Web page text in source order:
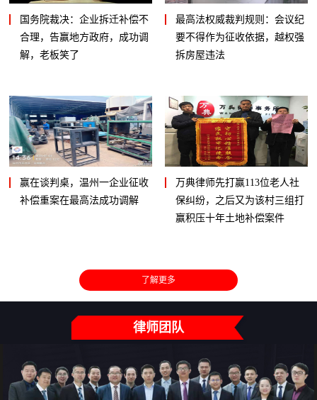
国务院裁决：企业拆迁补偿不
合理，告赢地方政府，成功调
解，老板笑了
最高法权威裁判规则：会议纪
要不得作为征收依据，越权强
拆房屋违法
赢在谈判桌，温州一企业征收
补偿重案在最高法成功调解
万典律师先打赢113位老人社
保纠纷，之后又为该村三组打
赢积压十年土地补偿案件
了解更多
律师团队